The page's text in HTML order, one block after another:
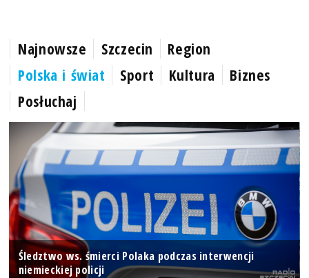
Najnowsze Szczecin
Region
Polska i świat
Sport Kultura
Biznes
Posłuchaj
Śledztwo ws. śmierci Polaka podczas interwencji
niemieckiej policji